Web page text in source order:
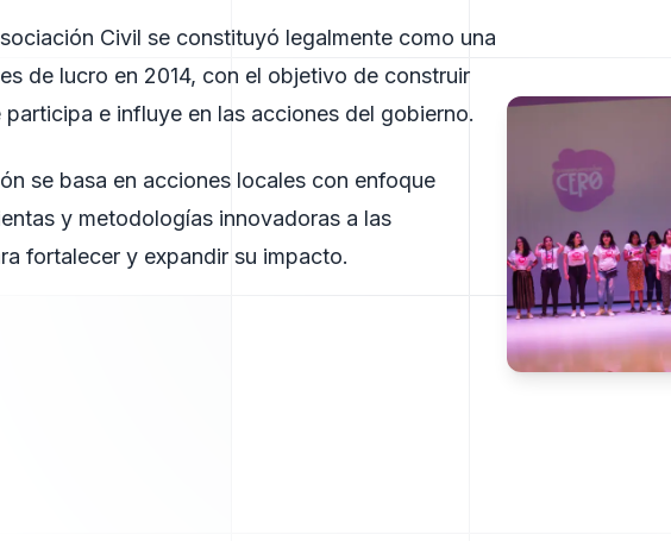
Civil se constituyó legalmente como una
de lucro en 2014, con el objetivo de construir
e influye en las acciones del gobierno.
se basa en acciones locales con enfoque
y metodologías innovadoras a las
fortalecer y expandir su impacto.